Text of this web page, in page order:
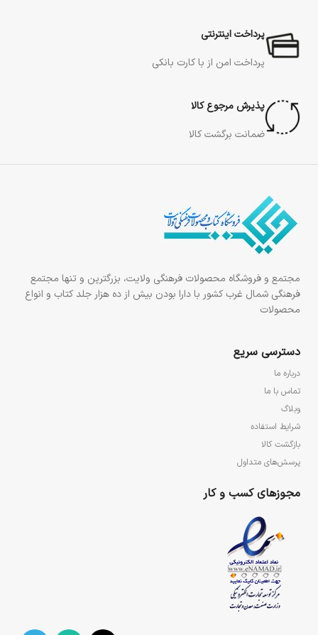
پرداخت اینترنتی
پرداخت امن از با کارت بانکی
پذیرش مرجوع کالا
ضمانت برگشت کالا
مجتمع و فروشگاه محصولات فرهنگی ولایت، بزرگترین و تنها مجتمع
فرهنگی شمال غرب کشور با دارا بودن بیش از ده هزار جلد کتاب و انواع
محصولات
دسترسی سریع
درباره ما
تماس با ما
وبلاگ
شرایط استفاده
بازگشت کالا
پرسش‌های متداول
مجوزهای کسب و کار